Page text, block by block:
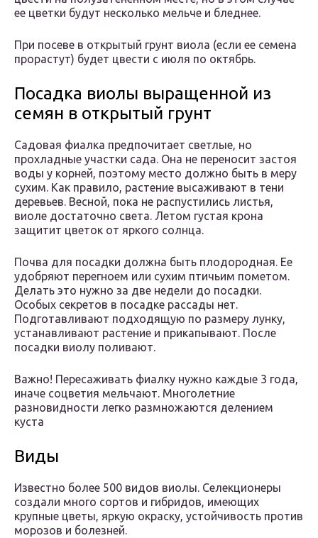
ее цветки будут несколько мельче и бледнее.
При посеве в открытый грунт виола (если ее семена
прорастут) будет цвести с июля по октябрь.
Посадка виолы выращенной из
семян в открытый грунт
Садовая фиалка предпочитает светлые, но
прохладные участки сада. Она не переносит застоя
воды у корней, поэтому место должно быть в меру
сухим. Как правило, растение высаживают в тени
деревьев. Весной, пока не распустились листья,
виоле достаточно света. Летом густая крона
защитит цветок от яркого солнца.
Почва для посадки должна быть плодородная. Ее
удобряют перегноем или сухим птичьим пометом.
Делать это нужно за две недели до посадки.
Особых секретов в посадке рассады нет.
Подготавливают подходящую по размеру лунку,
устанавливают растение и прикапывают. После
посадки виолу поливают.
Важно! Пересаживать фиалку нужно каждые 3 года,
иначе соцветия мельчают. Многолетние
разновидности легко размножаются делением
куста
Виды
Известно более 500 видов виолы. Селекционеры
создали много сортов и гибридов, имеющих
крупные цветы, яркую окраску, устойчивость против
морозов и болезней.